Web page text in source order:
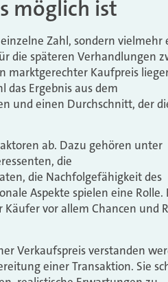
möglich ist
Zahl, sondern vielmehr
die späteren Verhandlungen
marktgerechter Kaufpreis
Ergebnis aus dem
und einen Durchschnitt, der
ab. Dazu gehören unter
die
die Nachfolgefähigkeit des
Aspekte spielen eine Rolle.
vor allem Chancen und
Verkaufspreis verstanden
einer Transaktion. Sie